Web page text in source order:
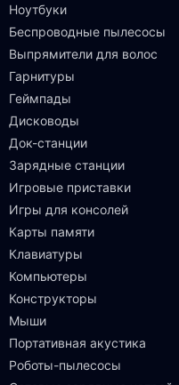
Ноутбуки
Беспроводные пылесосы
Выпрямители для волос
Гарнитуры
Геймпады
Дисководы
Док-станции
Зарядные станции
Игровые приставки
Игры для консолей
Карты памяти
Клавиатуры
Компьютеры
Конструкторы
Мыши
Портативная акустика
Роботы-пылесосы